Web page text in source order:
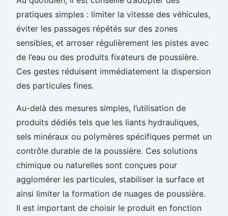
pratiques simples : limiter la vitesse des véhicules,
éviter les passages répétés sur des zones
sensibles, et arroser régulièrement les pistes avec
de l’eau ou des produits fixateurs de poussière.
Ces gestes réduisent immédiatement la dispersion
des particules fines.
Au-delà des mesures simples, l’utilisation de
produits dédiés tels que les liants hydrauliques,
sels minéraux ou polymères spécifiques permet un
contrôle durable de la poussière. Ces solutions
chimique ou naturelles sont conçues pour
agglomérer les particules, stabiliser la surface et
ainsi limiter la formation de nuages de poussière.
Il est important de choisir le produit en fonction